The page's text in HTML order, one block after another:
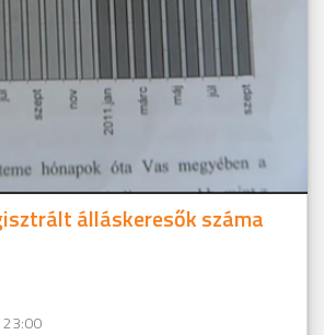
álláskeresők száma
23:00